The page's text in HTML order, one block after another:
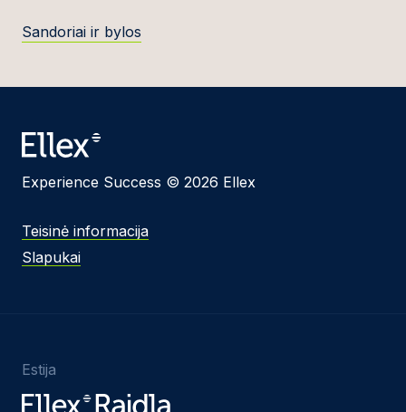
Sandoriai ir bylos
Experience Success © 2026 Ellex
Teisinė informacija
Slapukai
Estija